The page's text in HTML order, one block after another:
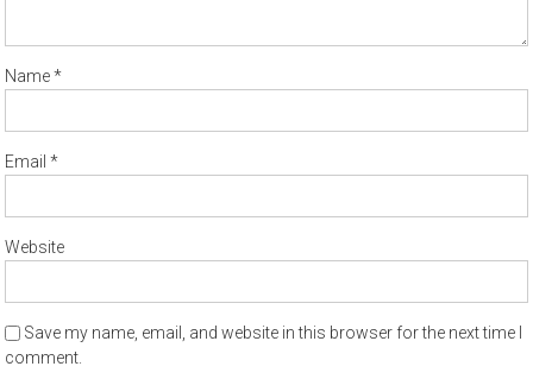
Name*
Email*
Website
Save my name, email, and website in this browser for the next time I
comment.